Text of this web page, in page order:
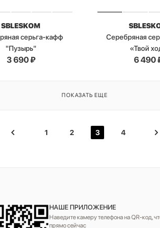
SBLESKOM
серьга-кафф
"Пузырь"
3 690₽
Серебряная
«Твой
6 490
ПОКАЗАТЬ ЕЩЕ
1 2 3 4
НАШЕ ПРИЛОЖЕНИЕ
Наведите камеру телефона на QR-код,
прямо сейчас